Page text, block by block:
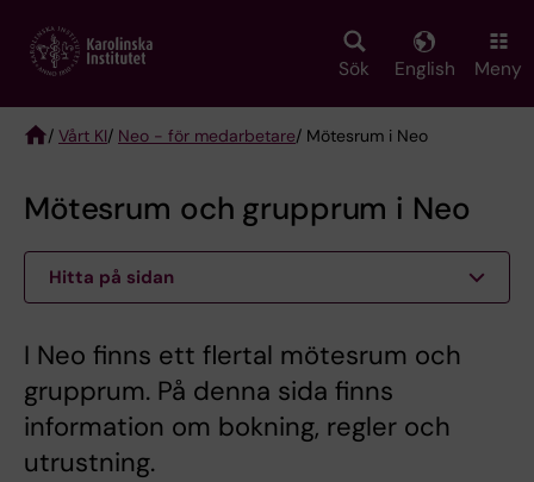
main
Sök English Meny
/ Vårt KI/ Neo - för medarbetare/ Mötesrum i Neo
Mötesrum och grupprum i Neo
Hitta på sidan
I Neo finns ett flertal mötesrum och
grupprum. På denna sida finns
information om bokning, regler och
utrustning.